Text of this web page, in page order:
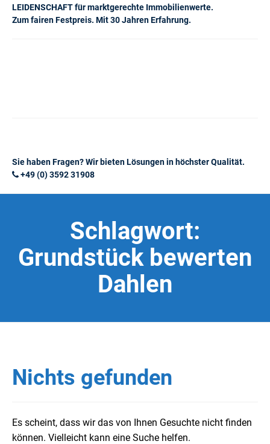
LEIDENSCHAFT für marktgerechte Immobilienwerte.
Zum fairen Festpreis. Mit 30 Jahren Erfahrung.
Sie haben Fragen? Wir bieten Lösungen in höchster Qualität.
+49 (0) 3592 31908
Schlagwort:
Grundstück bewerten
Dahlen
Nichts gefunden
Es scheint, dass wir das von Ihnen Gesuchte nicht finden
können. Vielleicht kann eine Suche helfen.